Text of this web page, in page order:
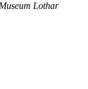
Lothar